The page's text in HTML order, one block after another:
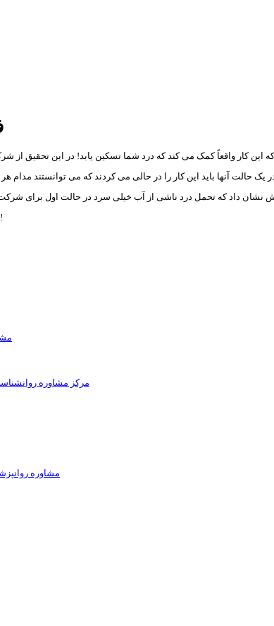
این کار واقعاً کمک می کند که درد شما تسکین یابد! در این
نکته جالب این تحقیق در این
مرکز مشاوره
مشاوره